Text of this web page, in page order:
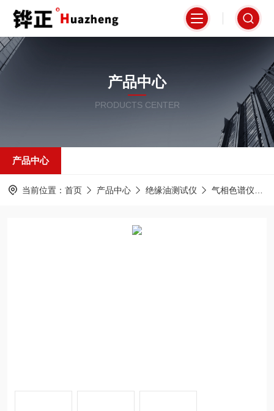
产品中心
PRODUCTS CENTER
产品中心
当前位置： 首页 产品中心 绝缘油测试仪 气相色谱仪